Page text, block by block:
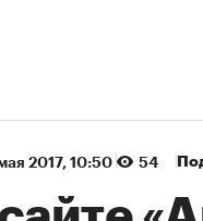
2017, 10:50 54